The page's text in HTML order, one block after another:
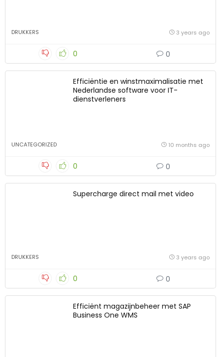
DRUKKERS 3 years ago
0 0
Efficiëntie en winstmaximalisatie met
Nederlandse software voor IT-
dienstverleners
UNCATEGORIZED 10 months ago
0 0
Supercharge direct mail met video
DRUKKERS 3 years ago
0 0
Efficiënt magazijnbeheer met SAP
Business One WMS